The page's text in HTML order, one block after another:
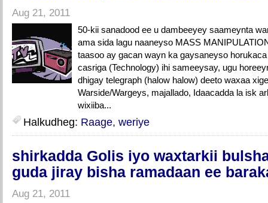
Aug 21, 2011
50-kii sanadood ee u dambeeyey saameynta
ama sida lagu naaneyso MASS
taasoo ay gacan wayn ka gaysaneyso
casriga (Technology) ihi sameeysay, ugu
dhigay telegraph (halow halow) deeto waxaa
Warside/Wargeys, majallado, Idaacadda la isk
wixiiba...
Halkudheg: Raage, weriye
shirkadda Golis iyo waxtarkii
guda jiray bisha ramadaan ee
Aug 21, 2011